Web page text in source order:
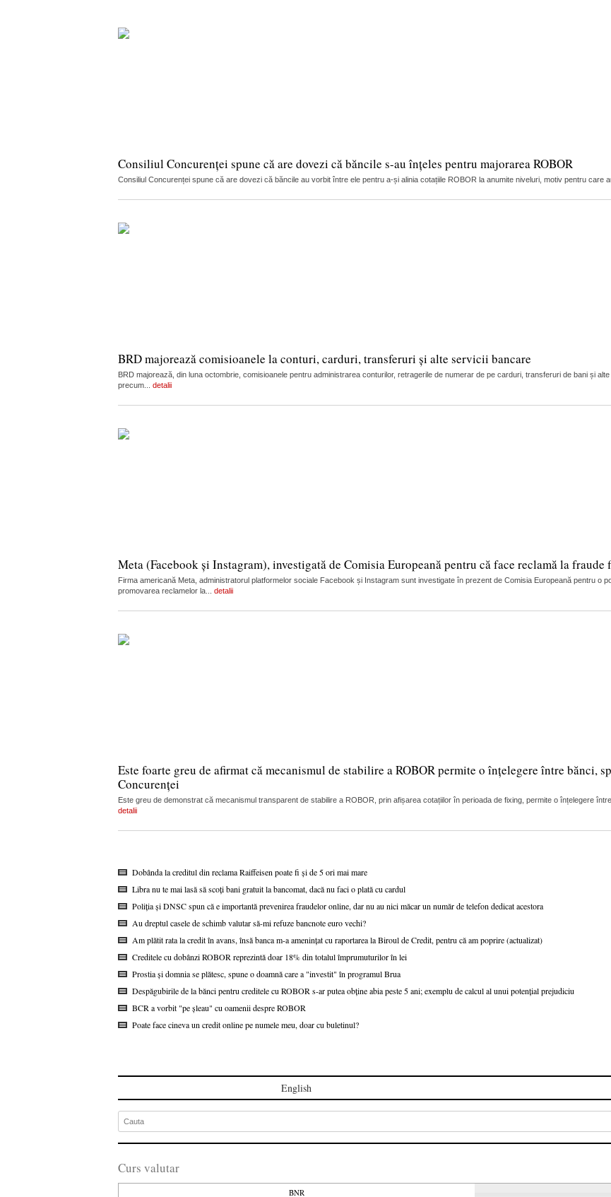
Consiliul Concurenței spune că are dovezi că băncile s-au înțeles pentru majorarea ROBOR
Consiliul Concurenței spune că are dovezi că băncile au vorbit între ele pentru a-și alinia cotațiile ROBOR la anumite niveluri, motiv pentru care
BRD majorează comisioanele la conturi, carduri, transferuri și alte servicii bancare
BRD majorează, din luna octombrie, comisioanele pentru administrarea conturilor, retragerile de numerar de pe carduri, transferuri de bani și
precum... detalii
Meta (Facebook și Instagram), investigată de Comisia Europeană pentru că face reclamă la fraude
Firma americană Meta, administratorul platformelor sociale Facebook și Instagram sunt investigate în prezent de Comisia Europeană pentru o
promovarea reclamelor la... detalii
Este foarte greu de afirmat că mecanismul de stabilire a ROBOR permite o înțelegere între bănci,
Concurenței
Este greu de demonstrat că mecanismul transparent de stabilire a ROBOR, prin afișarea cotațiilor în perioada de fixing, permite o înțelegere
detalii
Dobânda la creditul din reclama Raiffeisen poate fi și de 5 ori mai mare
Libra nu te mai lasă să scoți bani gratuit la bancomat, dacă nu faci o plată cu cardul
Poliția și DNSC spun că e importantă prevenirea fraudelor online, dar nu au nici măcar un număr de telefon dedicat acestora
Au dreptul casele de schimb valutar să-mi refuze bancnote euro vechi?
Am plătit rata la credit în avans, însă banca m-a amenințat cu raportarea la Biroul de Credit, pentru că am poprire (actualizat)
Creditele cu dobânzi ROBOR reprezintă doar 18% din totalul împrumuturilor în lei
Prostia și domnia se plătesc, spune o doamnă care a "investit" în programul Brua
Despăgubirile de la bănci pentru creditele cu ROBOR s-ar putea obține abia peste 5 ani; exemplu de calcul al unui potențial prejudiciu
BCR a vorbit "pe șleau" cu oamenii despre ROBOR
Poate face cineva un credit online pe numele meu, doar cu buletinul?
English
Curs valutar
BNR